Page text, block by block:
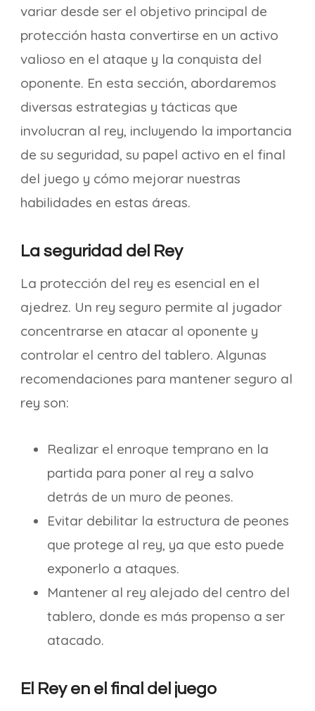
variar desde ser el objetivo principal de
protección hasta convertirse en un activo
valioso en el ataque y la conquista del
oponente. En esta sección, abordaremos
diversas estrategias y tácticas que
involucran al rey, incluyendo la importancia
de su seguridad, su papel activo en el final
del juego y cómo mejorar nuestras
habilidades en estas áreas.
La seguridad del Rey
La protección del rey es esencial en el
ajedrez. Un rey seguro permite al jugador
concentrarse en atacar al oponente y
controlar el centro del tablero. Algunas
recomendaciones para mantener seguro al
rey son:
Realizar el enroque temprano en la
partida para poner al rey a salvo
detrás de un muro de peones.
Evitar debilitar la estructura de peones
que protege al rey, ya que esto puede
exponerlo a ataques.
Mantener al rey alejado del centro del
tablero, donde es más propenso a ser
atacado.
El Rey en el final del juego